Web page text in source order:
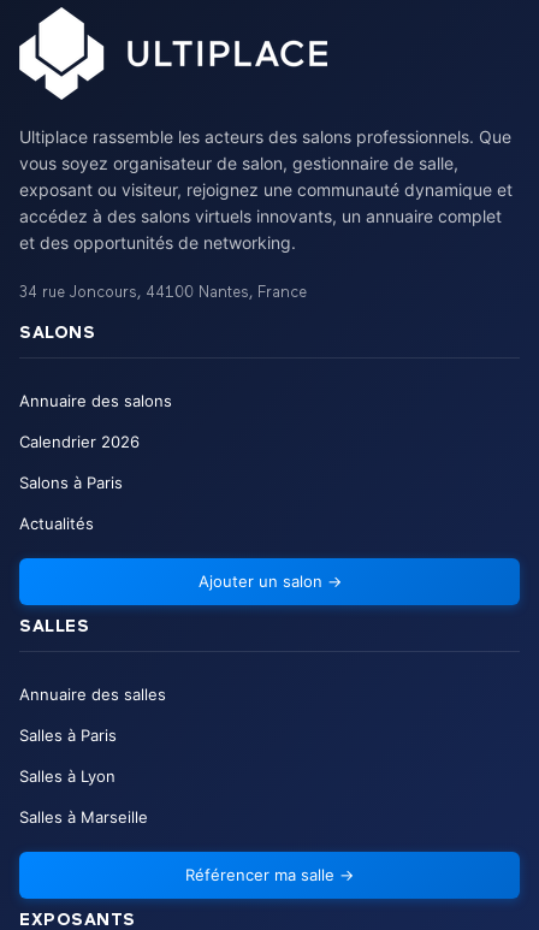
Ultiplace rassemble les acteurs des salons professionnels. Que
vous soyez organisateur de salon, gestionnaire de salle,
exposant ou visiteur, rejoignez une communauté dynamique et
accédez à des salons virtuels innovants, un annuaire complet
et des opportunités de networking.
34 rue Joncours, 44100 Nantes, France
SALONS
Annuaire des salons
Calendrier 2026
Salons à Paris
Actualités
Ajouter un salon →
SALLES
Annuaire des salles
Salles à Paris
Salles à Lyon
Salles à Marseille
Référencer ma salle →
EXPOSANTS